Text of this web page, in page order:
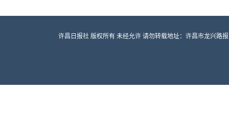
许昌日报社 版权所有 未经允许 请勿转载地址：许昌市龙兴路